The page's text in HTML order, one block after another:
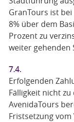
GranTours ist
8% über dem
Prozent zu
weiter gehenden
7.4.
Erfolgenden
Fälligkeit nicht
AvenidaTours
Fristsetzung